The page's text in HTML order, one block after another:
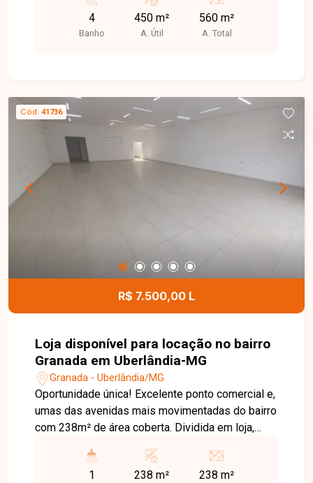
livre e 4 banheiros. Conta também com frente
recuada para estacionamento. Possui habite-se.
4
Banho
450 m²
A. Útil
560 m²
A. Total
Cód. 41736
R$ 7.500,00 L
Loja disponível para locação no bairro
Granada em Uberlândia-MG
Granada - Uberlândia/MG
Oportunidade única! Excelente ponto comercial e,
umas das avenidas mais movimentadas do bairro
com 238m² de área coberta. Dividida em loja,
privativo frontal, Porta automática.
1
238 m² 238 m²